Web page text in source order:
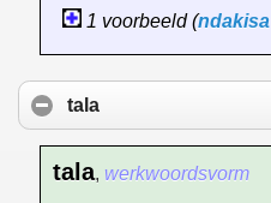
1 voorbeeld (ndakisa
tala
tala, werkwoordsvorm